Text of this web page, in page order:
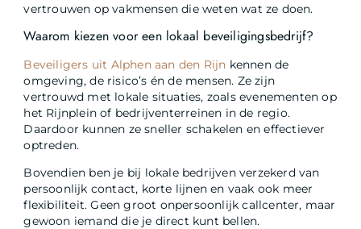
vertrouwen op vakmensen die weten wat ze doen.
Waarom kiezen voor een lokaal beveiligingsbedrijf?
Beveiligers uit Alphen aan den Rijn kennen de
omgeving, de risico’s én de mensen. Ze zijn
vertrouwd met lokale situaties, zoals evenementen op
het Rijnplein of bedrijventerreinen in de regio.
Daardoor kunnen ze sneller schakelen en effectiever
optreden.
Bovendien ben je bij lokale bedrijven verzekerd van
persoonlijk contact, korte lijnen en vaak ook meer
flexibiliteit. Geen groot onpersoonlijk callcenter, maar
gewoon iemand die je direct kunt bellen.